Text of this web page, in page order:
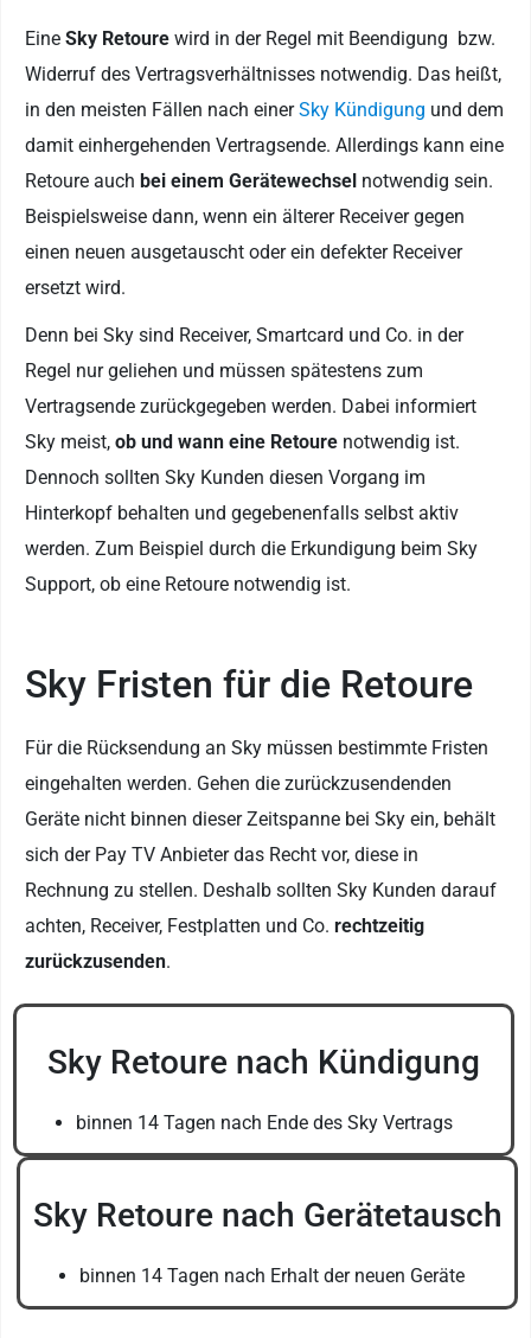
Eine Sky Retoure wird in der Regel mit Beendigung bzw.
Widerruf des Vertragsverhältnisses notwendig. Das heißt,
in den meisten Fällen nach einerSky Kündigung und dem
damit einhergehenden Vertragsende. Allerdings kann eine
Retoure auch bei einem Gerätewechsel notwendig sein.
Beispielsweise dann, wenn ein älterer Receiver gegen
einen neuen ausgetauscht oder ein defekter Receiver
ersetzt wird.
Denn bei Sky sind Receiver, Smartcard und Co. in der
Regel nur geliehen und müssen spätestens zum
Vertragsende zurückgegeben werden. Dabei informiert
Sky meist, ob und wann eine Retoure notwendig ist.
Dennoch sollten Sky Kunden diesen Vorgang im
Hinterkopf behalten und gegebenenfalls selbst aktiv
werden. Zum Beispiel durch die Erkundigung beim Sky
Support, ob eine Retoure notwendig ist.
Sky Fristen für die Retoure
Für die Rücksendung an Sky müssen bestimmte Fristen
eingehalten werden. Gehen die zurückzusendenden
Geräte nicht binnen dieser Zeitspanne bei Sky ein, behält
sich der Pay TV Anbieter das Recht vor, diese in
Rechnung zu stellen. Deshalb sollten Sky Kunden darauf
achten, Receiver, Festplatten und Co. rechtzeitig
zurückzusenden.
Sky Retoure nach Kündigung
binnen 14 Tagen nach Ende des Sky Vertrags
Sky Retoure nach Gerätetausch
binnen 14 Tagen nach Erhalt der neuen Geräte